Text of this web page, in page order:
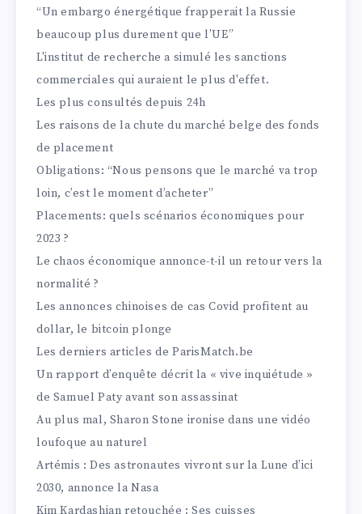
“Un embargo énergétique frapperait la Russie
beaucoup plus durement que l’UE”
L'institut de recherche a simulé les sanctions
commerciales qui auraient le plus d'effet.
Les plus consultés depuis 24h
Les raisons de la chute du marché belge des fonds
de placement
Obligations: “Nous pensons que le marché va trop
loin, c’est le moment d’acheter”
Placements: quels scénarios économiques pour
2023 ?
Le chaos économique annonce-t-il un retour vers la
normalité ?
Les annonces chinoises de cas Covid profitent au
dollar, le bitcoin plonge
Les derniers articles de ParisMatch.be
Un rapport d’enquête décrit la « vive inquiétude »
de Samuel Paty avant son assassinat
Au plus mal, Sharon Stone ironise dans une vidéo
loufoque au naturel
Artémis : Des astronautes vivront sur la Lune d’ici
2030, annonce la Nasa
Kim Kardashian retouchée : Ses cuisses